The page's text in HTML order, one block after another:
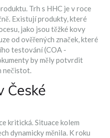
Trh s HHC je v roce
Existují produkty, které
jako jsou těžké kovy
od ověřených značek, které
testování (COA -
by měly potvrdit
nečistot.
České
kritická. Situace kolem
dynamicky měnila. K roku